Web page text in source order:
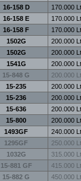
16-158 D
170.000
16-158 E
170.000
16-158 F
170.000
1502G
200.000
1502G
200.000
1541G
200.000
15-848 G
200.000
15-235
200.000
15-236
200.000
15-636
200.000
15-800
200.000
1493GF
240.000
1295GF
250.000
1032G
315.000
15-881 GF
415.000
15-882 G
450.000